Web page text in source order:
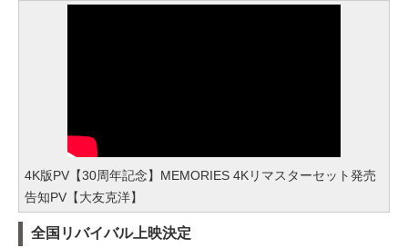
4K版PV【30周年記念】MEMORIES 4Kリマスターセット発売
告知PV【大友克洋】
全国リバイバル上映決定